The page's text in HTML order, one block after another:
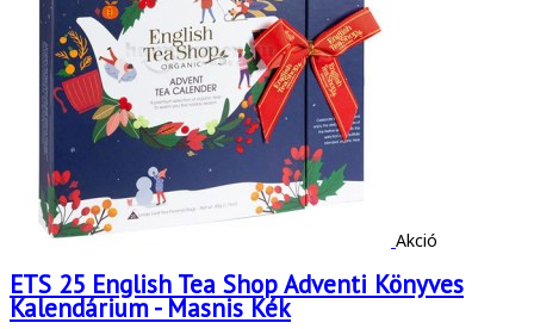
Akció
ETS 25 English Tea Shop Adventi Könyves
Kalendárium - Masnis Kék